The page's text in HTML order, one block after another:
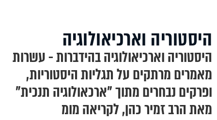
היסטוריה וארכיאולוגיה
היסטוריה וארכיאולוגיה בהידברות - עשרות
מאמרים מרתקים על תגליות היסטוריות,
ופרקים נבחרים מתוך "ארכאולוגיה תנכית"
מאת הרב זמיר כהן, לקריאה מומ